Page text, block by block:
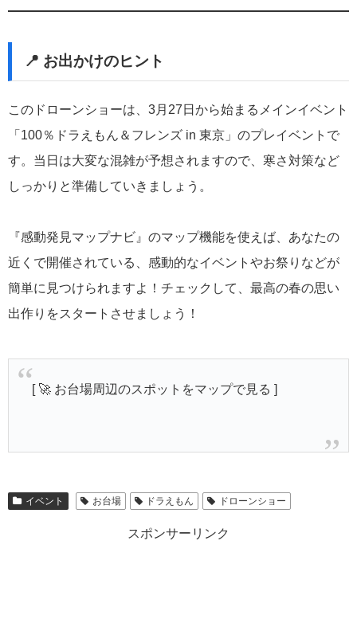
📍 お出かけのヒント
このドローンショーは、3月27日から始まるメインイベント
「 100％ドラえもん＆フレンズ in 東京 」のプレイベントで
す。当日は大変な混雑が予想されますので、寒さ対策など
しっかりと準備していきましょう。
『感動発見マップナビ』のマップ機能を使えば、あなたの
近くで開催されている、感動的なイベントやお祭りなどが
簡単に見つけられますよ！チェックして、最高の春の思い
出作りをスタートさせましょう！
[ 🚀 お台場周辺のスポットをマップで見る ]
イベント お台場 ドラえもん ドローンショー
スポンサーリンク